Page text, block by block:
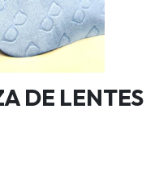
DE LENTES